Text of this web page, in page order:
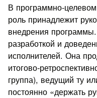
В
роль принадлежит
внедрения
разработкой и
исполнителей. Она
группа), ведущий ту
постоянно «держать